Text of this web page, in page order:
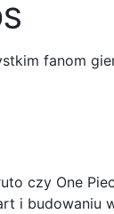
fanom
czy One
i budowaniu